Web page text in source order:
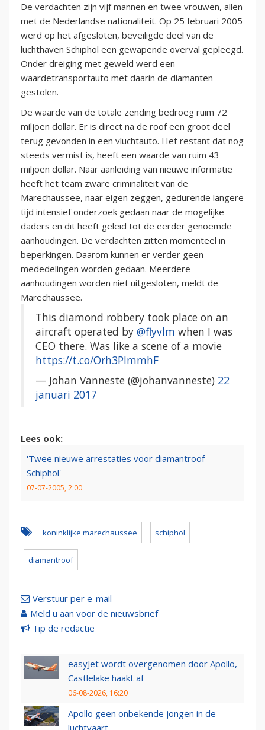
De verdachten zijn vijf mannen en twee vrouwen, allen
met de Nederlandse nationaliteit. Op 25 februari 2005
werd op het afgesloten, beveiligde deel van de
luchthaven Schiphol een gewapende overval gepleegd.
Onder dreiging met geweld werd een
waardetransportauto met daarin de diamanten
gestolen.
De waarde van de totale zending bedroeg ruim 72
miljoen dollar. Er is direct na de roof een groot deel
terug gevonden in een vluchtauto. Het restant dat nog
steeds vermist is, heeft een waarde van ruim 43
miljoen dollar. Naar aanleiding van nieuwe informatie
heeft het team zware criminaliteit van de
Marechaussee, naar eigen zeggen, gedurende langere
tijd intensief onderzoek gedaan naar de mogelijke
daders en dit heeft geleid tot de eerder genoemde
aanhoudingen. De verdachten zitten momenteel in
beperkingen. Daarom kunnen er verder geen
mededelingen worden gedaan. Meerdere
aanhoudingen worden niet uitgesloten, meldt de
Marechaussee.
This diamond robbery took place on an
aircraft operated by @flyvlm when I was
CEO there. Was like a scene of a movie
https://t.co/Orh3PlmmhF
— Johan Vanneste (@johanvanneste) 22
januari 2017
Lees ook:
'Twee nieuwe arrestaties voor diamantroof
Schiphol'
07-07-2005, 2:00
koninklijke marechaussee schiphol
diamantroof
Verstuur per e-mail
Meld u aan voor de nieuwsbrief
Tip de redactie
easyJet wordt overgenomen door Apollo,
Castlelake haakt af
06-08-2026, 16:20
Apollo geen onbekende jongen in de